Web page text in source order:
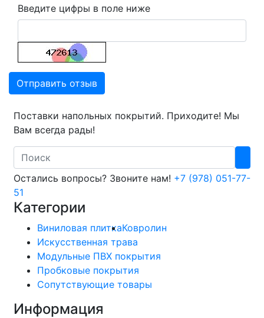
Введите цифры в поле ниже
Отправить отзыв
Поставки напольных покрытий. Приходите! Мы
Вам всегда рады!
Search
Остались вопросы? Звоните нам! +7 (978) 051-77-
51
Категории
Виниловая плиткаКовролин
Искусственная трава
Модульные ПВХ покрытия
Пробковые покрытия
Сопутствующие товары
Информация